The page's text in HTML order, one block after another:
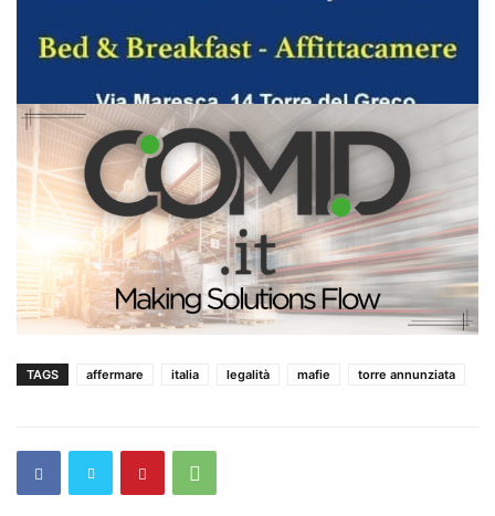
TAGS affermare italia legalità mafie torre annunziata